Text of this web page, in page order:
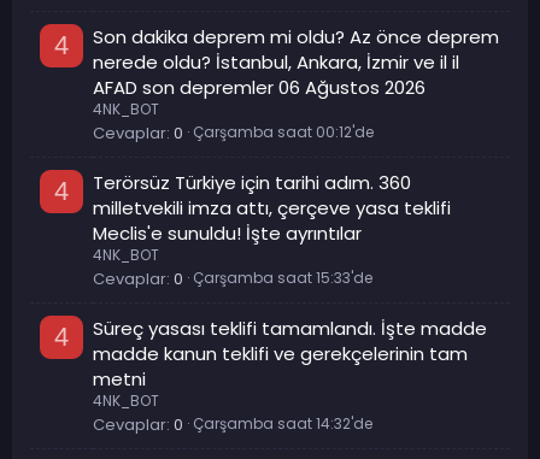
4
Son dakika deprem mi oldu? Az önce deprem
nerede oldu? İstanbul, Ankara, İzmir ve il il
AFAD son depremler 06 Ağustos 2026
4NK_BOT
Cevaplar 0 Çarşamba saat 00:12'de
4
Terörsüz Türkiye için tarihi adım. 360
milletvekili imza attı, çerçeve yasa teklifi
Meclis'e sunuldu! İşte ayrıntılar
4NK_BOT
Cevaplar 0 Çarşamba saat 15:33'de
4
Süreç yasası teklifi tamamlandı. İşte madde
madde kanun teklifi ve gerekçelerinin tam
metni
4NK_BOT
Cevaplar 0 Çarşamba saat 14:32'de